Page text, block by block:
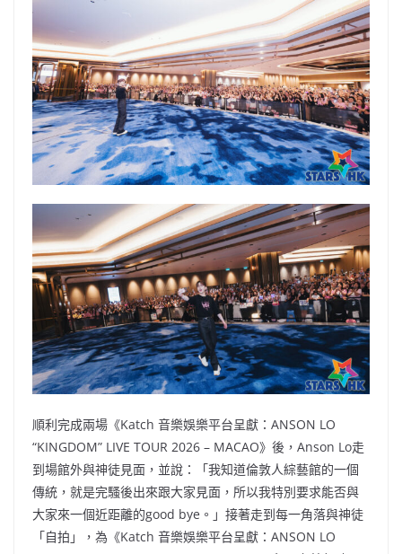
順利完成兩場《Katch 音樂娛樂平台呈獻：ANSON LO
“KINGDOM” LIVE TOUR 2026 – MACAO》後，Anson Lo走
到場館外與神徒見面，並說：「我知道倫敦人綜藝館的一個
傳統，就是完騷後出來跟大家見面，所以我特別要求能否與
大家來一個近距離的good bye。」接著走到每一角落與神徒
「自拍」，為《Katch 音樂娛樂平台呈獻：ANSON LO